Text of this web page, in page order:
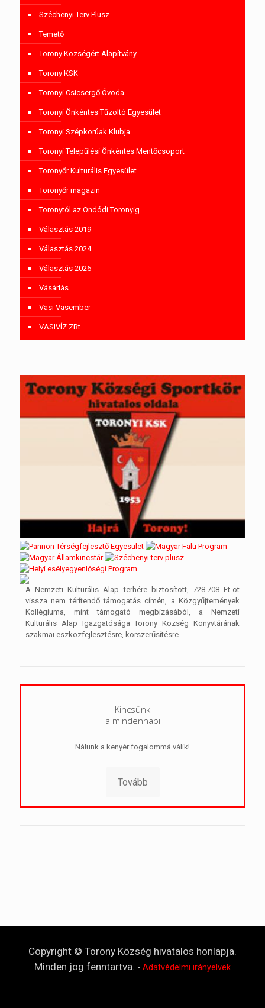
Széchenyi Terv Plusz
Temető
Torony Községért Alapítvány
Torony KSK
Toronyi Csicsergő Óvoda
Toronyi Önkéntes Tűzoltó Egyesület
Toronyi Szépkorúak Klubja
Toronyi Települési Önkéntes Mentőcsoport
Toronyőr Kulturális Egyesület
Toronyőr magazin
Toronytól az Ondódi Toronyig
Választás 2019
Választás 2024
Választás 2026
Vásárlás
Vasi Vasember
VASIVÍZ ZRt.
A Nemzeti Kulturális Alap terhére biztosított, 728.708 Ft-ot
vissza nem térítendő támogatás címén, a Közgyűjtemények
Kollégiuma, mint támogató megbízásából, a Nemzeti
Kulturális Alap Igazgatósága Torony Község Könyvtárának
szakmai eszközfejlesztésre, korszerűsítésre.
Kincsünk
a mindennapi
Nálunk a kenyér fogalommá válik!
Tovább
Copyright © Torony Község hivatalos honlapja.
Minden jog fenntartva. - Adatvédelmi irányelvek